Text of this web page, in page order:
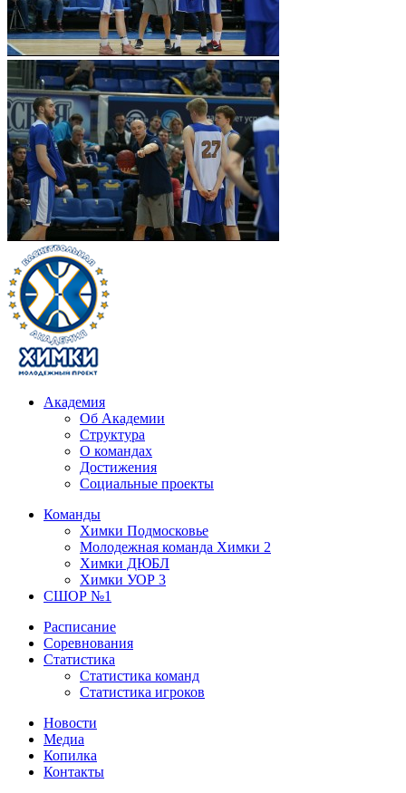
Академия
Об Академии
Структура
О командах
Достижения
Социальные проекты
Команды
Химки Подмосковье
Молодежная команда Химки 2
Химки ДЮБЛ
Химки УОР 3
СШОР №1
Расписание
Соревнования
Статистика
Статистика команд
Статистика игроков
Новости
Медиа
Копилка
Контакты